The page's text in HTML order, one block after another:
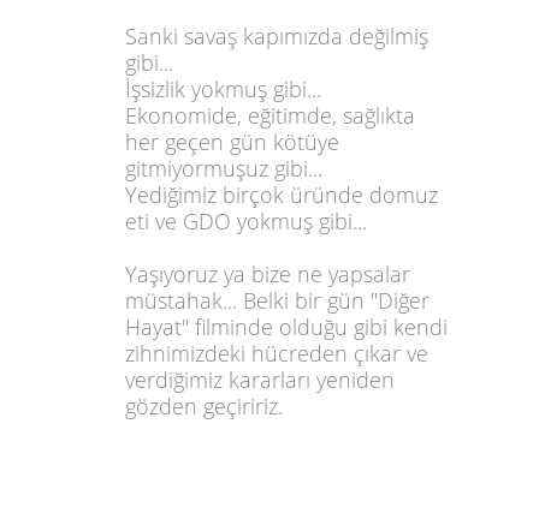
Sanki savaş kapımızda değilmiş
gibi...
İşsizlik yokmuş gibi...
Ekonomide, eğitimde, sağlıkta
her geçen gün kötüye
gitmiyormuşuz gibi...
Yediğimiz birçok üründe domuz
eti ve GDO yokmuş gibi...
Yaşıyoruz ya bize ne yapsalar
müstahak... Belki bir gün "Diğer
Hayat" filminde olduğu gibi kendi
zihnimizdeki hücreden çıkar ve
verdiğimiz kararları yeniden
gözden geçiririz.